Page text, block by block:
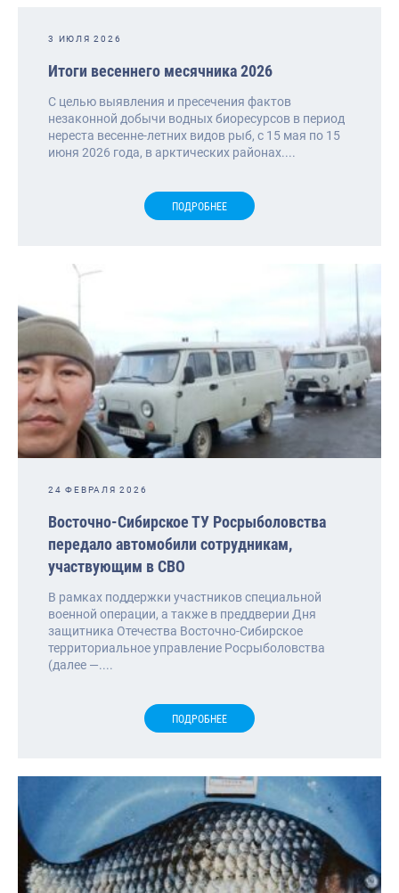
3 ИЮЛЯ 2026
Итоги весеннего месячника 2026
С целью выявления и пресечения фактов
незаконной добычи водных биоресурсов в период
нереста весенне-летних видов рыб, с 15 мая по 15
июня 2026 года, в арктических районах....
ПОДРОБНЕЕ
24 ФЕВРАЛЯ 2026
Восточно-Сибирское ТУ Росрыболовства
передало автомобили сотрудникам,
участвующим в СВО
В рамках поддержки участников специальной
военной операции, а также в преддверии Дня
защитника Отечества Восточно-Сибирское
территориальное управление Росрыболовства
(далее —....
ПОДРОБНЕЕ